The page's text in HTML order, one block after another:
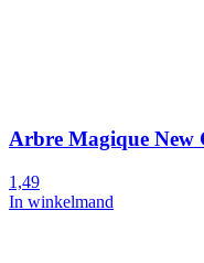
Arbre Magique New
1,49
In winkelmand